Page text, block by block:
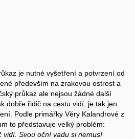
je nutné vyšetření a potvrzení od
především na zrakovou ostrost a
průkaz ale nejsou žádné další
dobře řidič na cestu vidí, je tak jen
Podle primářky Věry Kalandrové z
to představuje velký problém:
vidí. Svou oční vadu si nemusí